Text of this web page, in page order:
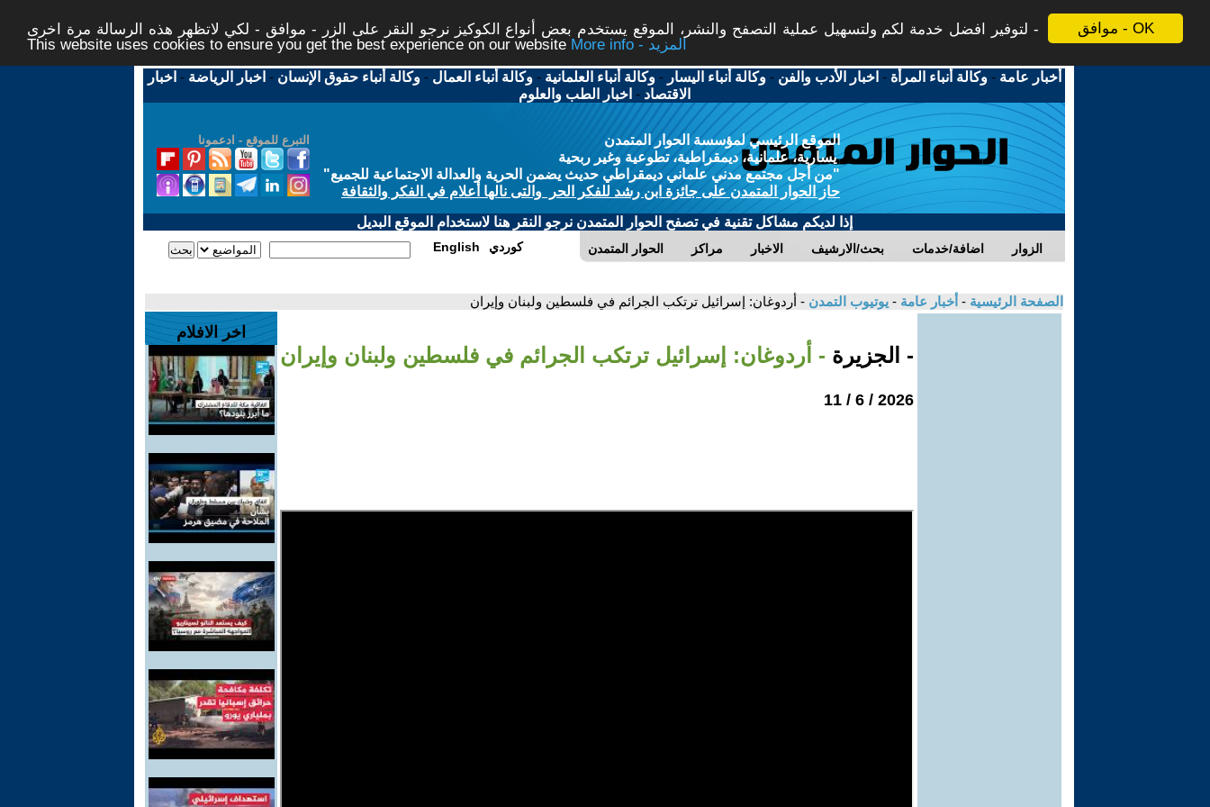
موافق - OK
لتوفير افضل خدمة لكم ولتسهيل عملية التصفح والنشر، الموقع يستخدم بعض أنواع الكوكيز نرجو النقر على الزر - موافق - لكي لاتظهر هذه الرسالة مرة اخرى -
This website uses cookies to ensure you get the best experience on our website
More info - المزيد
أخبار عامة -وكالة أنباء المرأة - اخبار الأدب والفن -وكالة أنباء اليسار -وكالة أنباء العلمانية -وكالة أنباء العمال -وكالة أنباء حقوق الإنسان - اخبار الرياضة - اخبار
الاقتصاد - اخبار الطب والعلوم
التبرع للموقع - ادعمونا
الموقع الرئيسي لمؤسسة الحوار المتمدن
يسارية، علمانية، ديمقراطية، تطوعية وغير ربحية
"من أجل مجتمع مدني علماني ديمقراطي حديث يضمن الحرية والعدالة الاجتماعية للجميع"
حاز الحوار المتمدن على جائزة ابن رشد للفكر الحر والتى نالها أعلام في الفكر والثقافة
إذا لديكم مشاكل تقنية في تصفح الحوار المتمدن نرجو النقر هنا لاستخدام الموقع البديل
الحوار المتمدن مراكز الاخبار بحث/الارشيف اضافة/خدمات الزوار English كوردي
الصفحة الرئيسية - أخبار عامة - يوتيوب التمدن - أردوغان: إسرائيل ترتكب الجرائم في فلسطين ولبنان وإيران
- الجزيرة - أردوغان: إسرائيل ترتكب الجرائم في فلسطين ولبنان وإيران
2026 / 6 / 11
اخر الافلام